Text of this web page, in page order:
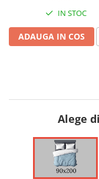
IN STOC
ADAUGA IN COS
Alege